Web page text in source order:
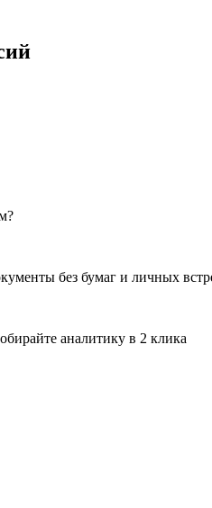
без бумаг и личных
аналитику в 2 клика